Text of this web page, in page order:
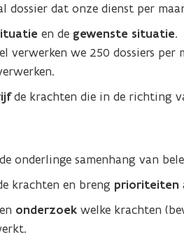
dossier dat onze dienst per
en de gewenste situatie.
verwerken we 250 dossiers
de krachten die in de richting
onderlinge samenhang van
krachten en breng prioriteiten
onderzoekwelke krachten